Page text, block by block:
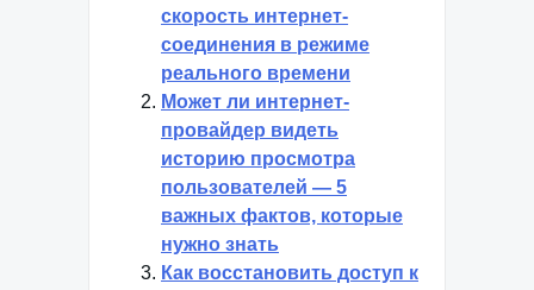
скорость интернет-
соединения в режиме
реального времени
Может ли интернет-
провайдер видеть
историю просмотра
пользователей — 5
важных фактов, которые
нужно знать
Как восстановить доступ к